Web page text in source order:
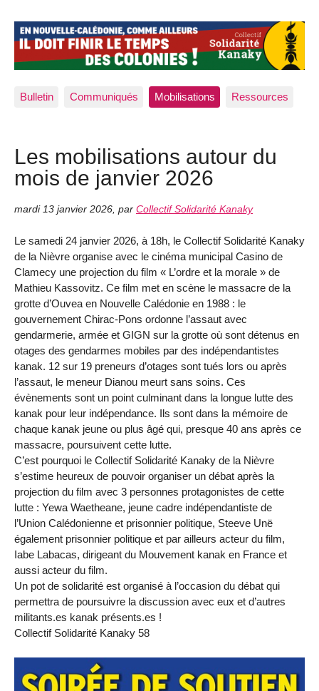
Bulletin Communiqués Mobilisations Ressources
Les mobilisations autour du
mois de janvier 2026
mardi 13 janvier 2026, par Collectif Solidarité Kanaky
Le samedi 24 janvier 2026, à 18h, le Collectif Solidarité Kanaky
de la Nièvre organise avec le cinéma municipal Casino de
Clamecy une projection du film « L’ordre et la morale » de
Mathieu Kassovitz. Ce film met en scène le massacre de la
grotte d’Ouvea en Nouvelle Calédonie en 1988 : le
gouvernement Chirac-Pons ordonne l’assaut avec
gendarmerie, armée et GIGN sur la grotte où sont détenus en
otages des gendarmes mobiles par des indépendantistes
kanak. 12 sur 19 preneurs d’otages sont tués lors ou après
l’assaut, le meneur Dianou meurt sans soins. Ces
évènements sont un point culminant dans la longue lutte des
kanak pour leur indépendance. Ils sont dans la mémoire de
chaque kanak jeune ou plus âgé qui, presque 40 ans après ce
massacre, poursuivent cette lutte.
C’est pourquoi le Collectif Solidarité Kanaky de la Nièvre
s’estime heureux de pouvoir organiser un débat après la
projection du film avec 3 personnes protagonistes de cette
lutte : Yewa Waetheane, jeune cadre indépendantiste de
l’Union Calédonienne et prisonnier politique, Steeve Unë
également prisonnier politique et par ailleurs acteur du film,
Iabe Labacas, dirigeant du Mouvement kanak en France et
aussi acteur du film.
Un pot de solidarité est organisé à l’occasion du débat qui
permettra de poursuivre la discussion avec eux et d’autres
militants.es kanak présents.es !
Collectif Solidarité Kanaky 58